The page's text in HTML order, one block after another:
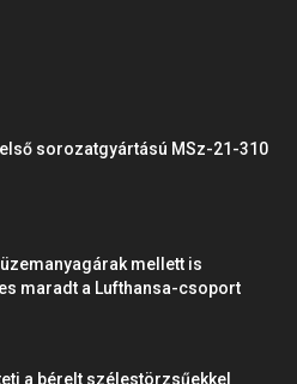
első sorozatgyártású MSz-21-310
mellett is
maradt a Lufthansa-csoport
a bérelt szélestörzsűekkel